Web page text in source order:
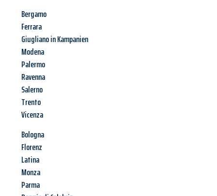
Bergamo
Ferrara
Giugliano in Kampanien
Modena
Palermo
Ravenna
Salerno
Trento
Vicenza
Bologna
Florenz
Latina
Monza
Parma